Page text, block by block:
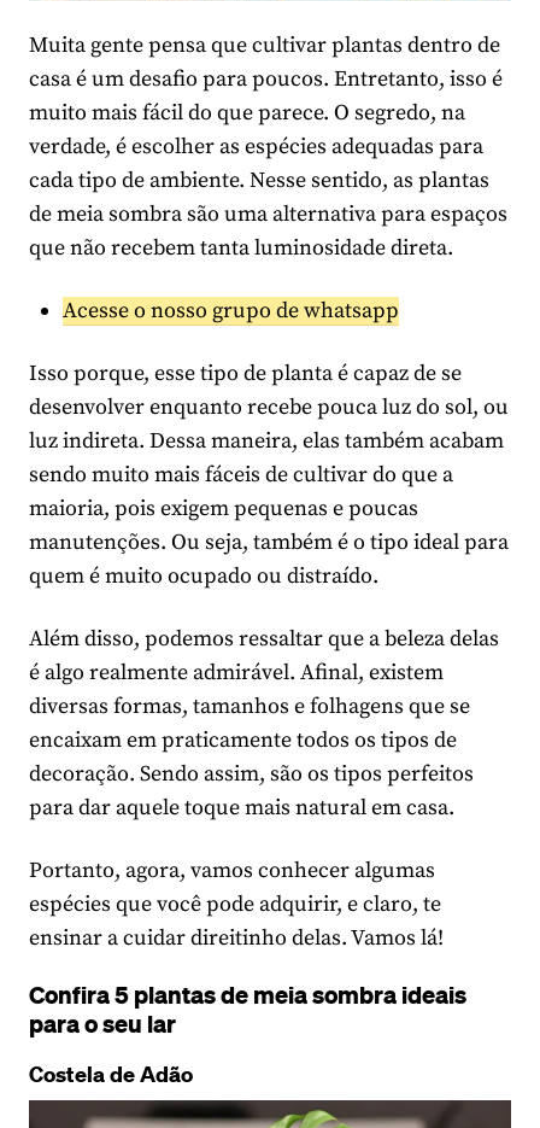
Muita gente pensa que cultivar plantas dentro de
casa é um desafio para poucos. Entretanto, isso é
muito mais fácil do que parece. O segredo, na
verdade, é escolher as espécies adequadas para
cada tipo de ambiente. Nesse sentido, as plantas
de meia sombra são uma alternativa para espaços
que não recebem tanta luminosidade direta.
Acesse o nosso grupo de whatsapp
Isso porque, esse tipo de planta é capaz de se
desenvolver enquanto recebe pouca luz do sol, ou
luz indireta. Dessa maneira, elas também acabam
sendo muito mais fáceis de cultivar do que a
maioria, pois exigem pequenas e poucas
manutenções. Ou seja, também é o tipo ideal para
quem é muito ocupado ou distraído.
Além disso, podemos ressaltar que a beleza delas
é algo realmente admirável. Afinal, existem
diversas formas, tamanhos e folhagens que se
encaixam em praticamente todos os tipos de
decoração. Sendo assim, são os tipos perfeitos
para dar aquele toque mais natural em casa.
Portanto, agora, vamos conhecer algumas
espécies que você pode adquirir, e claro, te
ensinar a cuidar direitinho delas. Vamos lá!
Confira 5 plantas de meia sombra ideais
para o seu lar
Costela de Adão